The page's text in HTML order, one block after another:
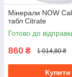
Мінерали NOW
табл Citrate
Готово до
860 ₴ 1 014,80 ₴
Купити